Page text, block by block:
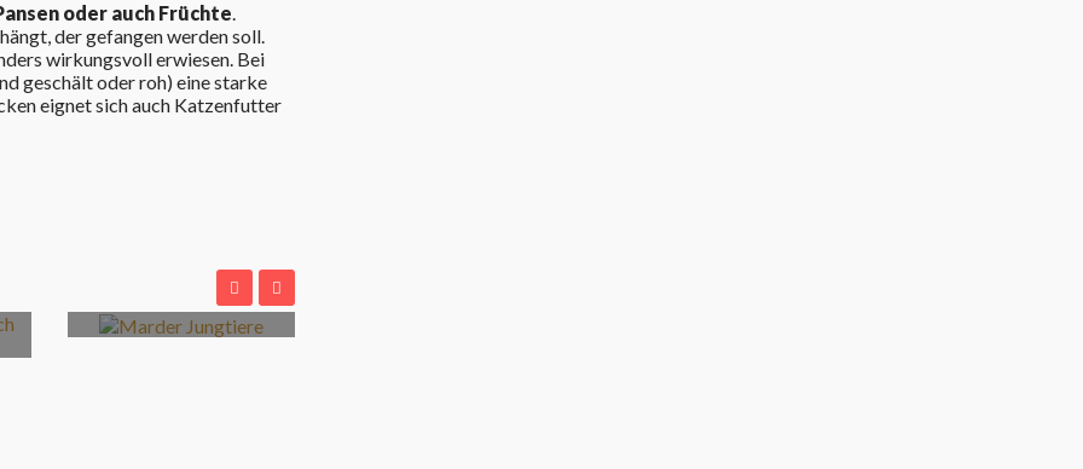
oder auch Früchte.
der gefangen werden soll.
wirkungsvoll erwiesen. Bei
geschält oder roh) eine starke
eignet sich auch Katzenfutter
Niedlich und
dennoch schädlich